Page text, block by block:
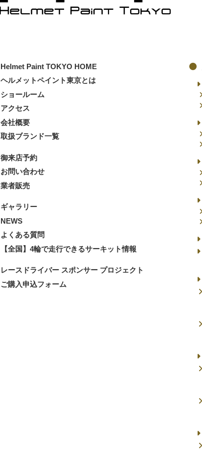
Helmet Paint TOKYO HOME
ヘルメットペイント東京とは
ショールーム
アクセス
会社概要
取扱ブランド一覧
御来店予約
お問い合わせ
業者販売
ギャラリー
NEWS
よくある質問
【全国】4輪で走行できるサーキット情報
レースドライバー スポンサー プロジェクト
ご購入申込フォーム